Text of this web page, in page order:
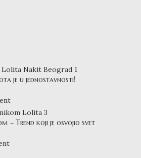
je u jednostavnosti!
– Trend koji je osvojio svet